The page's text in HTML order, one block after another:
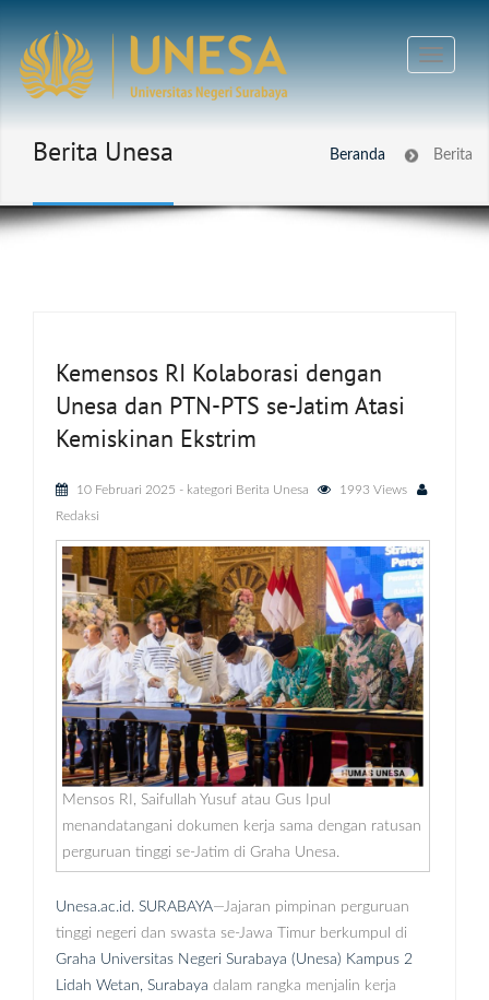
Berita Unesa Beranda Berita
Kemensos RI Kolaborasi dengan
Unesa dan PTN-PTS se-Jatim Atasi
Kemiskinan Ekstrim
10 Februari 2025 - kategori Berita Unesa
1993 Views
Redaksi
Mensos RI, Saifullah Yusuf atau Gus Ipul
menandatangani dokumen kerja sama dengan ratusan
perguruan tinggi se-Jatim di Graha Unesa.
Unesa.ac.id. SURABAYA—Jajaran pimpinan perguruan
tinggi negeri dan swasta se-Jawa Timur berkumpul di
Graha Universitas Negeri Surabaya (Unesa) Kampus 2
Lidah Wetan, Surabaya dalam rangka menjalin kerja